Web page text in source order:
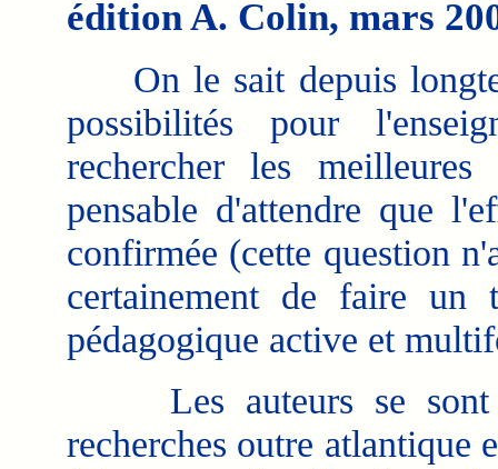
édition A. Colin, mars
On le sait depuis
possibilités pour
rechercher les
pensable d'attendre que
confirmée (cette question
certainement de faire un
pédagogique active et
Les auteurs se sont
recherches outre atlantique